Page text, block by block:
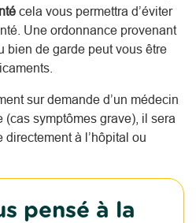
cela vous permettra d’éviter
Une ordonnance provenant
bien de garde peut vous être
sur demande d’un médecin
(cas symptômes grave), il sera
à l’hôpital ou
pensé à la